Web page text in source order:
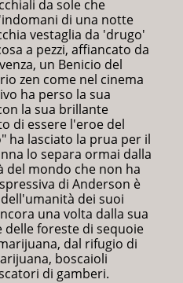
da sole che
di una notte
vestaglia da 'drugo'
a pezzi, affiancato da
un Benicio del
zen come nel cinema
ha perso la sua
la sua brillante
di essere l'eroe del
ha lasciato la prua per il
lo separa ormai dalla
del mondo che non ha
di Anderson è
dei suoi
una volta dalla sua
delle foreste di sequoie
dal rifugio di
boscaioli
di gamberi.